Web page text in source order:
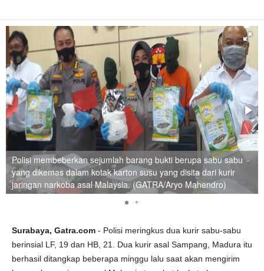
Polisi membeberkan sejumlah barang bukti berupa sabu sabu
yang dikemas dalam kotak karton susu yang disita dari kurir
jaringan narkoba asal Malaysia. (GATRA/Aryo Mahendro)
Surabaya, Gatra.com - Polisi meringkus dua kurir sabu-sabu
berinsial LF, 19 dan HB, 21. Dua kurir asal Sampang, Madura itu
berhasil ditangkap beberapa minggu lalu saat akan mengirim